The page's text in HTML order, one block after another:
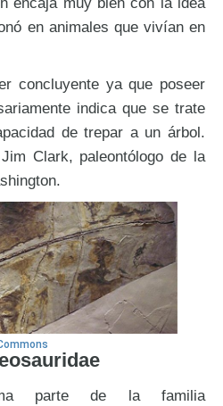
en animales que vivían en
concluyente ya que poseer
indica que se trate
de trepar a un árbol.
Clark, paleontólogo de la
parte de la familia